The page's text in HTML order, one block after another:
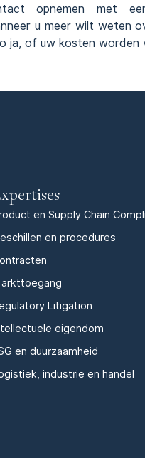
opnemen met
u meer wilt weten
ja, of uw kosten worden
en Supply Chain
en procedures
Litigation
eigendom
en duurzaamheid
industrie en handel